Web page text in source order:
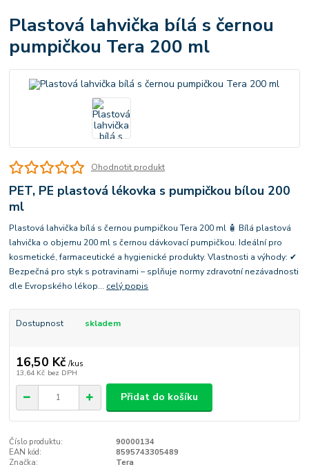
Plastová lahvička bílá s černou
pumpičkou Tera 200 ml
Ohodnotit produkt
PET, PE plastová lékovka s pumpičkou bílou 200
ml
Plastová lahvička bílá s černou pumpičkou Tera 200 ml 🧴 Bílá plastová
lahvička o objemu 200 ml s černou dávkovací pumpičkou. Ideální pro
kosmetické, farmaceutické a hygienické produkty. Vlastnosti a výhody: ✔
Bezpečná pro styk s potravinami – splňuje normy zdravotní nezávadnosti
dle Evropského lékop... celý popis
Dostupnost skladem
16,50 Kč /kus
13,64 Kč bez DPH
Přidat do košíku
Číslo produktu:
90000134
EAN kód:
8595743305489
Značka:
Tera